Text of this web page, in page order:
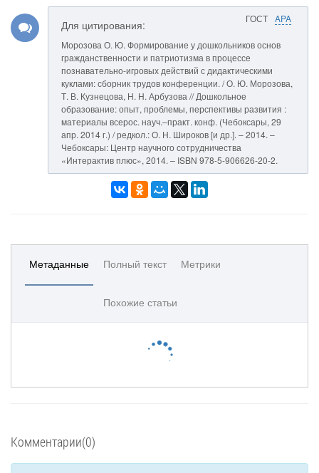
ГОСТ APA
Для цитирования:
Морозова О. Ю. Формирование у дошкольников основ
гражданственности и патриотизма в процессе
познавательно-игровых действий с дидактическими
куклами: сборник трудов конференции. / О. Ю. Морозова,
Т. В. Кузнецова, Н. Н. Арбузова // Дошкольное
образование: опыт, проблемы, перспективы развития :
материалы всерос. науч.–практ. конф. (Чебоксары, 29
апр. 2014 г.) / редкол.: О. Н. Широков [и др.]. – 2014. –
Чебоксары: Центр научного сотрудничества
«Интерактив плюс», 2014. – ISBN 978-5-906626-20-2.
Метаданные Полный текст Метрики
Похожие статьи
Комментарии(0)